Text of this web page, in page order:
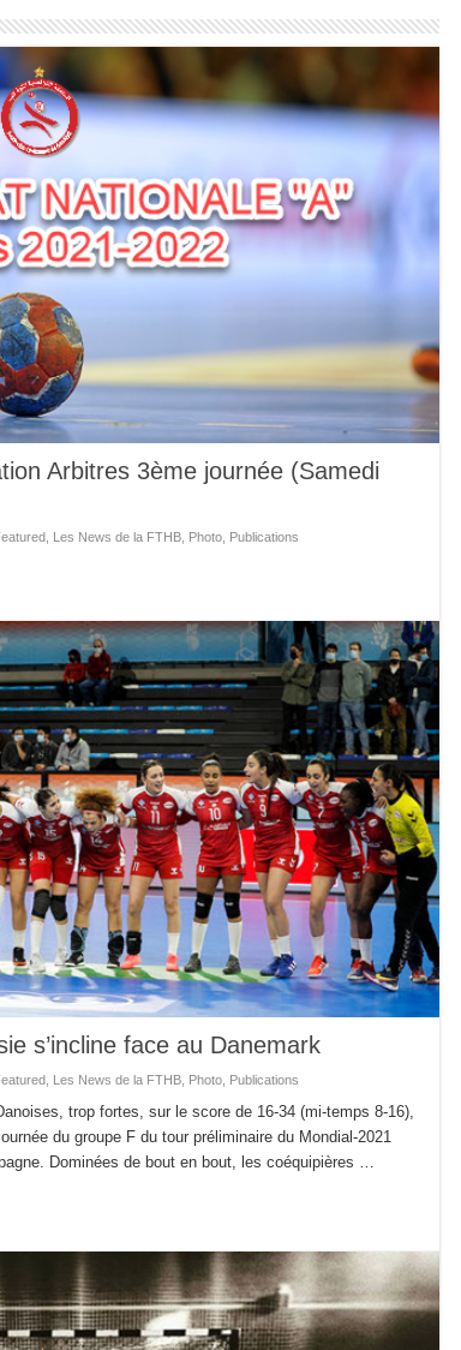
Arbitres 3ème journée (Samedi
Les News de la FTHB Photo Publications
s’incline face au Danemark
Les News de la FTHB Photo Publications
trop fortes, sur le score de 16-34 (mi-temps 8-16),
du groupe F du tour préliminaire du Mondial-2021
Dominées de bout en bout, les coéquipières …